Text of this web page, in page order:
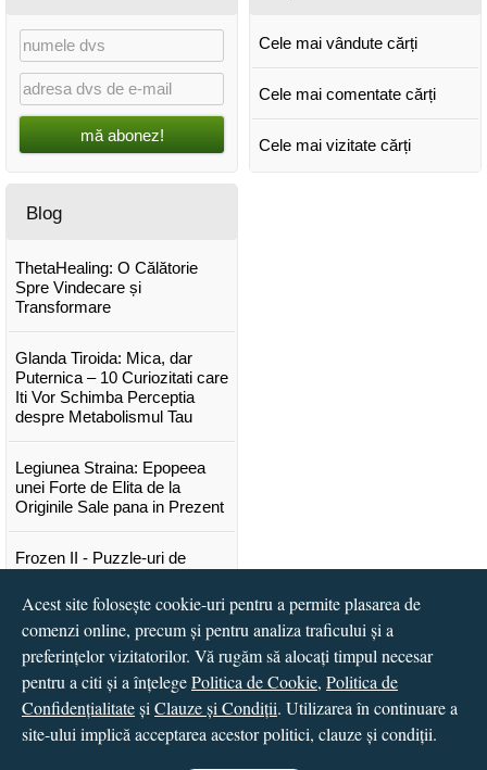
mă abonez!
Cele mai vândute cărți
Cele mai comentate cărți
Cele mai vizitate cărți
Blog
ThetaHealing: O Călătorie
Spre Vindecare și
Transformare
Glanda Tiroida: Mica, dar
Puternica – 10 Curiozitati care
Iti Vor Schimba Perceptia
despre Metabolismul Tau
Legiunea Straina: Epopeea
unei Forte de Elita de la
Originile Sale pana in Prezent
Frozen II - Puzzle-uri de
Lansare "Portocalele verzi" de
Vitali Cipileaga
...toate știrile
© 2016 - 2026S.C. CCN Books SRL
Acest site folosește cookie-uri pentru a permite plasarea de
comenzi online, precum și pentru analiza traficului și a
preferințelor vizitatorilor. Vă rugăm să alocați timpul necesar
pentru a citi și a înțelegePolitica de Cookie, Politica de
Confidențialitateși Clauze și Condiții. Utilizarea în continuare a
site-ului implică acceptarea acestor politici, clauze și condiții.